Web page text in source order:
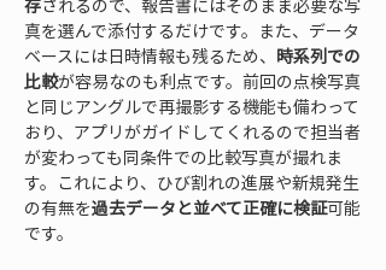
存されるので、報告書にはそのまま必要な写
真を選んで添付するだけです。また、データ
ベースには日時情報も残るため、 時系列での
比較が容易なのも利点です。前回の点検写真
と同じアングルで再撮影する機能も備わって
おり、アプリがガイドしてくれるので担当者
が変わっても同条件での比較写真が撮れま
す。これにより、ひび割れの進展や新規発生
の有無を過去データと並べて正確に検証可能
です。